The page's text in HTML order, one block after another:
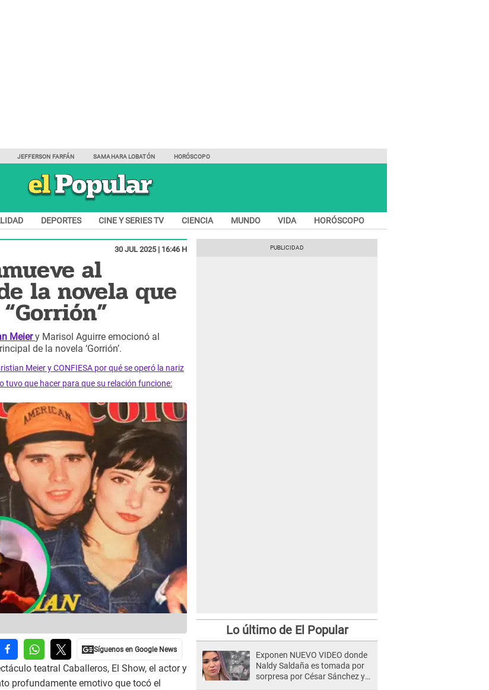
JEFFERSON FARFÁN SAMAHARA LOBATÓN HORÓSCOPO
DEPORTES CINE Y SERIES TV CIENCIA MUNDO VIDA HORÓSCOPO
30 JUL 2025 | 16:46 H
al
la novela que
Meiery Marisol Aguirre emocionó al
de la novela ‘Gorrión’.
Meier y CONFIESA por qué se operó la nariz
tuvo que hacer para que su relación funcione:
teatral Caballeros, El Show, el actor y
profundamente emotivo que tocó el
Lo último de El Popular
Exponen NUEVO VIDEO donde
Naldy Saldaña es tomada por
sorpresa por César Sánchez y